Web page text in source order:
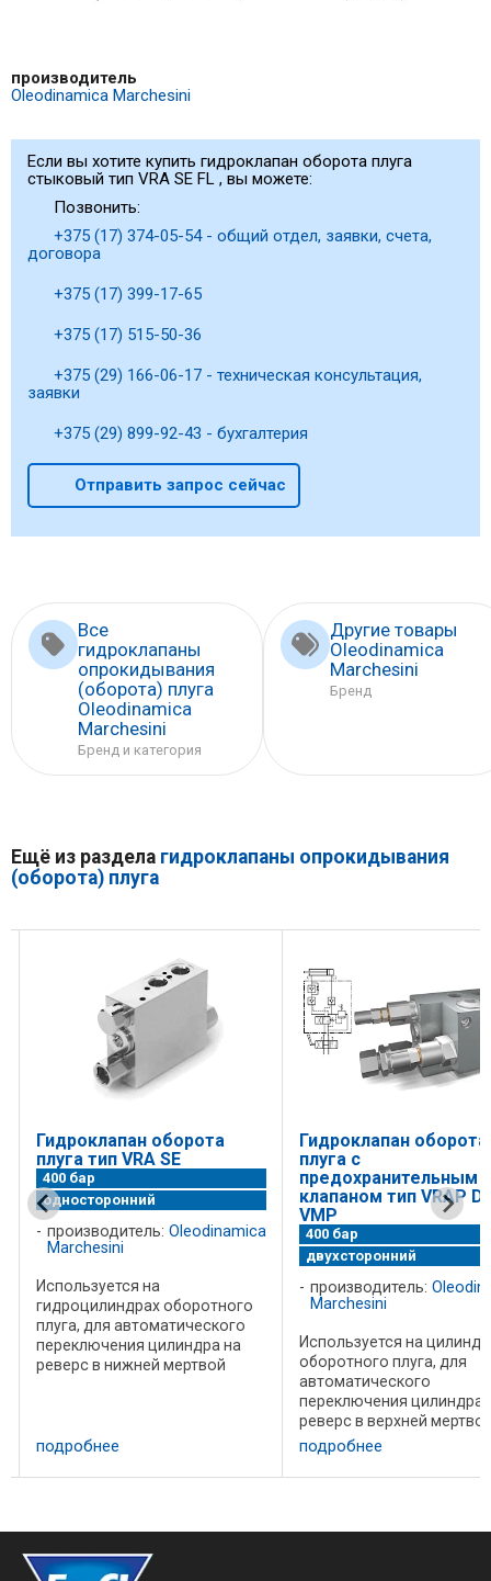
производитель
Oleodinamica Marchesini
Если вы хотите купить гидроклапан оборота плуга
стыковый тип VRA SE FL , вы можете:
Позвонить:
+375 (17) 374-05-54 - общий отдел, заявки, счета,
договора
+375 (17) 399-17-65
+375 (17) 515-50-36
+375 (29) 166-06-17 - техническая консультация,
заявки
+375 (29) 899-92-43 - бухгалтерия
Отправить запрос сейчас
Все
гидроклапаны
опрокидывания
(оборота) плуга
Oleodinamica
Marchesini
Бренд и категория
Другие товары
Oleodinamica
Marchesini
Бренд
Ещё из раздела гидроклапаны опрокидывания
(оборота) плуга
Гидроклапан оборота
плуга тип VRA SE
400 бар
односторонний
производитель: Oleodinamica
Marchesini
Используется на
гидроцилиндрах оборотного
плуга, для автоматического
переключения цилиндра на
реверс в нижней мертвой
поршневой полости цилиндра,
подробнее
Гидроклапан оборота
плуга c
предохранительным
клапаном тип VRAP
VMP
400 бар
двухсторонний
производитель:
Marchesini
Используется на
оборотного плуга, для
автоматического
переключения цилиндра
реверс в верхней
точке перемещения рамы
плуга.
клапан позволяет
подробнее